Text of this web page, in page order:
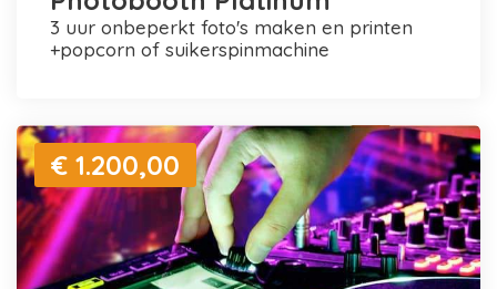
3 uur onbeperkt foto's maken en printen
+popcorn of suikerspinmachine
€ 1.200,00